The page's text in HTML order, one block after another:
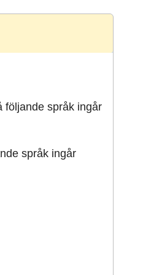
följande språk ingår
språk ingår